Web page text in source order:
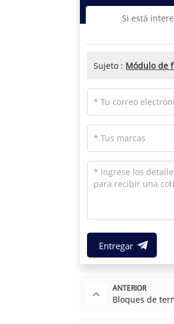
Si está
Sujeto : Módulo de
Entregar
ANTERIOR
Bloques de